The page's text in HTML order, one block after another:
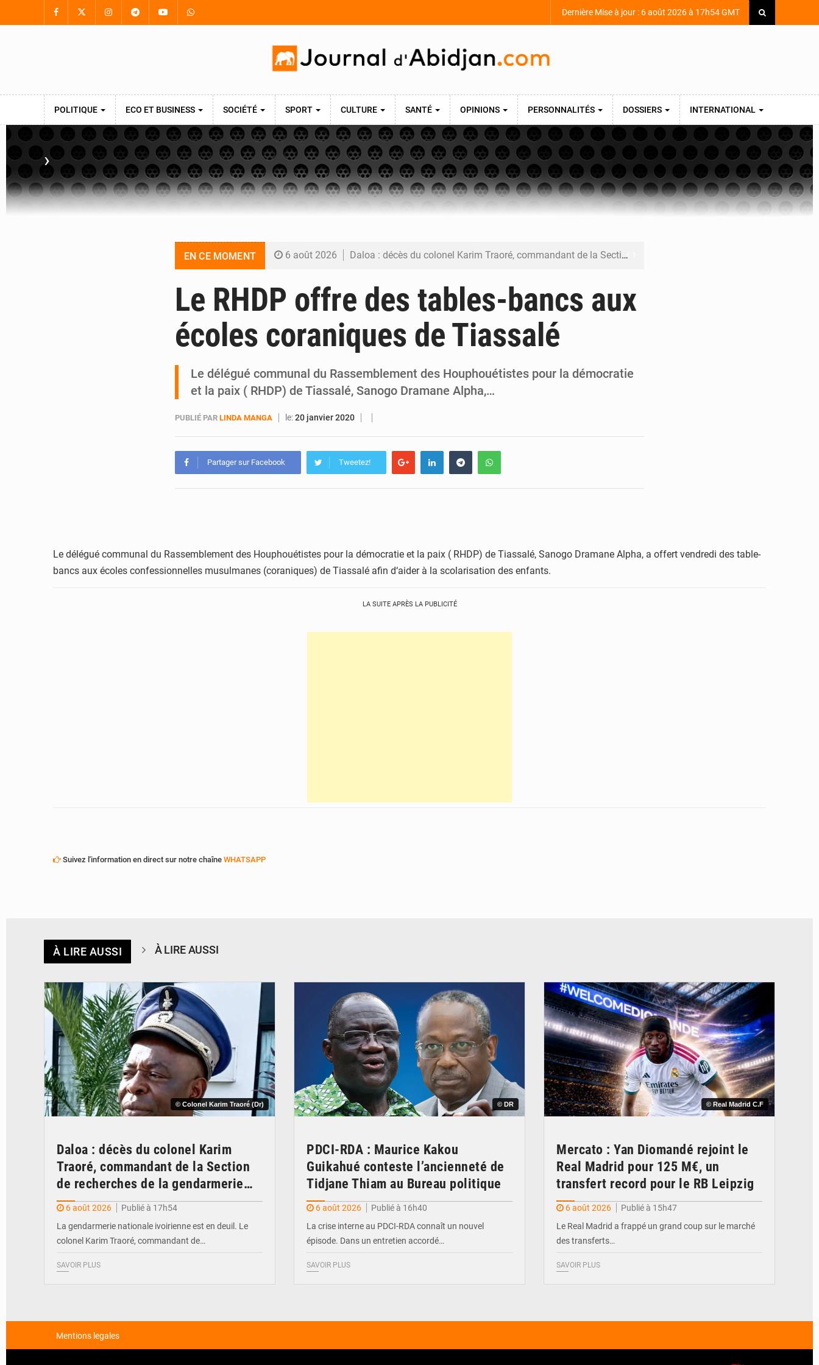
Dernière Mise à jour : 6 août 2026 à 17h54 GMT
POLITIQUE ECO ET BUSINESS SOCIÉTÉ SPORT CULTURE SANTÉ OPINIONS PERSONNALITÉS DOSSIERS INTERNATIONAL
›
EN CE MOMENT 6 août 2026 Daloa : décès du colonel Karim Traoré, commandant de la Section de recherches de la gendarmerie après une activité sportive
6 août 2026 Mercato : Yan Diomandé rejoint le Real Madrid pour 125 M€, un transfert record pour le RB Leipzig
6 août 2026 Hervé Renard de retour chez les Éléphants : « La Côte d’Ivoire est une nation faite pour remporter des trophées »
Le RHDP offre des tables-bancs aux
écoles coraniques de Tiassalé
Le délégué communal du Rassemblement des Houphouétistes pour la démocratie
et la paix ( RHDP) de Tiassalé, Sanogo Dramane Alpha,…
PUBLIÉ PAR LINDA MANGA le:20 janvier 2020
Partager sur Facebook Tweetez!
Le délégué communal du Rassemblement des Houphouétistes pour la démocratie et la paix ( RHDP) de Tiassalé, Sanogo Dramane Alpha, a offert vendredi des table-
bancs aux écoles confessionnelles musulmanes (coraniques) de Tiassalé afin d‘aider à la scolarisation des enfants.
LA SUITE APRÈS LA PUBLICITÉ
Suivez l'information en direct sur notre chaîne WHATSAPP
À LIRE AUSSI À LIRE AUSSI
© Colonel Karim Traoré (Dr)
Daloa : décès du colonel Karim
Traoré, commandant de la Section
de recherches de la gendarmerie
après une activité sportive
6 août 2026
Publié à 17h54
La gendarmerie nationale ivoirienne est en deuil. Le
colonel Karim Traoré, commandant de…
SAVOIR PLUS
© DR
PDCI-RDA : Maurice Kakou
Guikahué conteste l’ancienneté de
Tidjane Thiam au Bureau politique
6 août 2026
Publié à 16h40
La crise interne au PDCI-RDA connaît un nouvel
épisode. Dans un entretien accordé…
SAVOIR PLUS
© Real Madrid C.F
Mercato : Yan Diomandé rejoint le
Real Madrid pour 125 M€, un
transfert record pour le RB Leipzig
6 août 2026
Publié à 15h47
Le Real Madrid a frappé un grand coup sur le marché
des transferts…
SAVOIR PLUS
Mentions legales